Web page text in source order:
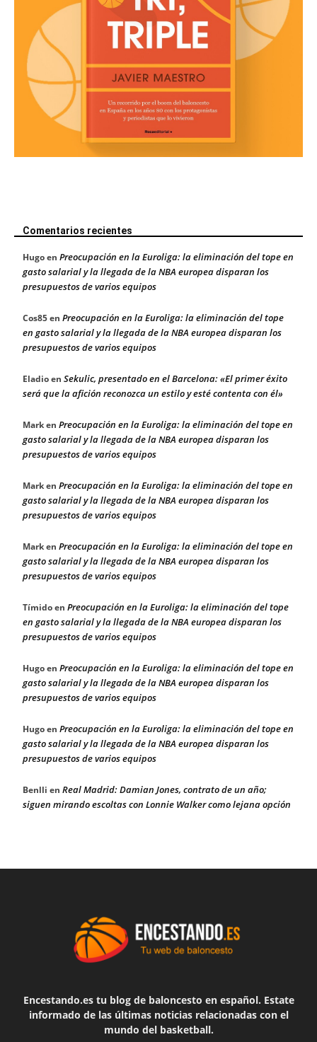
Comentarios recientes
Hugoen Preocupación en la Euroliga: la eliminación del tope en
gasto salarial y la llegada de la NBA europea disparan los
presupuestos de varios equipos
Cos85en Preocupación en la Euroliga: la eliminación del tope
en gasto salarial y la llegada de la NBA europea disparan los
presupuestos de varios equipos
Eladioen Sekulic, presentado en el Barcelona: «El primer éxito
será que la afición reconozca un estilo y esté contenta con él»
Marken Preocupación en la Euroliga: la eliminación del tope en
gasto salarial y la llegada de la NBA europea disparan los
presupuestos de varios equipos
Marken Preocupación en la Euroliga: la eliminación del tope en
gasto salarial y la llegada de la NBA europea disparan los
presupuestos de varios equipos
Marken Preocupación en la Euroliga: la eliminación del tope en
gasto salarial y la llegada de la NBA europea disparan los
presupuestos de varios equipos
Tímidoen Preocupación en la Euroliga: la eliminación del tope
en gasto salarial y la llegada de la NBA europea disparan los
presupuestos de varios equipos
Hugoen Preocupación en la Euroliga: la eliminación del tope en
gasto salarial y la llegada de la NBA europea disparan los
presupuestos de varios equipos
Hugoen Preocupación en la Euroliga: la eliminación del tope en
gasto salarial y la llegada de la NBA europea disparan los
presupuestos de varios equipos
Benlli en Real Madrid: Damian Jones, contrato de un año;
siguen mirando escoltas con Lonnie Walker como lejana opción
Encestando.es tu blog de baloncesto en español. Estate
informado de las últimas noticias relacionadas con el
mundo del basketball.